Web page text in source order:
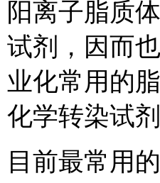
阳离子脂质
试剂，因而
业化常用的
化学转染试
目前最常用